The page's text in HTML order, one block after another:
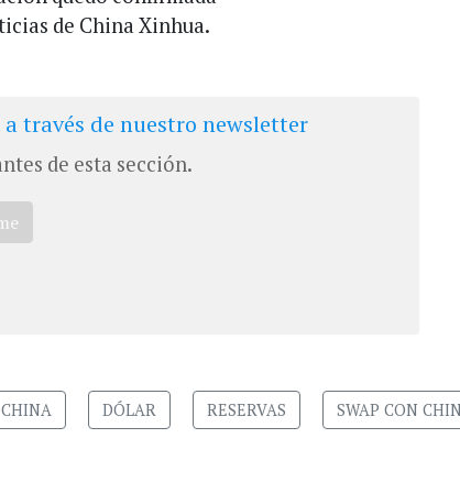
de China Xinhua.
través de nuestro newsletter
de esta sección.
CHINA DÓLAR RESERVAS SWAP CON